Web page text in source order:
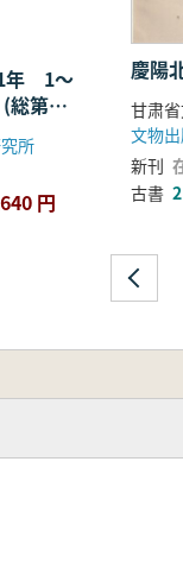
年 1〜
第
所
円
慶陽
文物
新刊
古書